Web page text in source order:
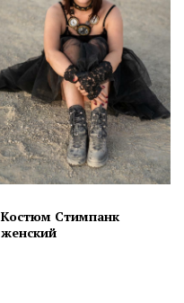
Костюм Стимпанк
женский